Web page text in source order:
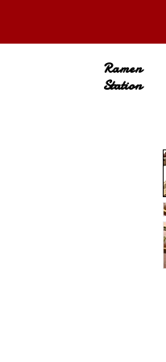
Ramen
Station